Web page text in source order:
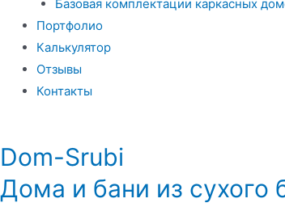
Базовая комплектации каркасных
Портфолио
Калькулятор
Отзывы
Контакты
Dom-Srubi
Дома и бани из сухого